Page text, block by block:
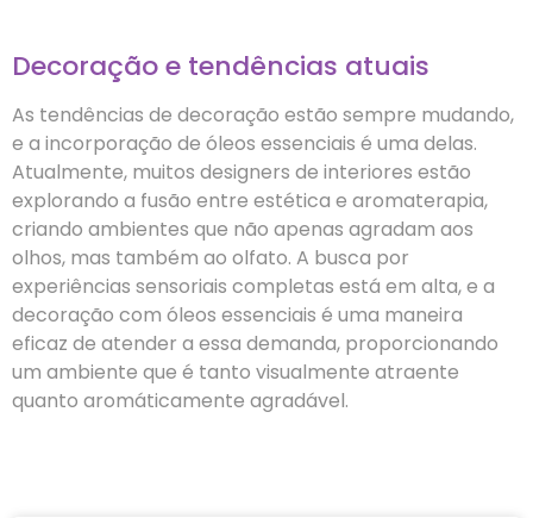
Decoração e tendências atuais
As tendências de decoração estão sempre mudando,
e a incorporação de óleos essenciais é uma delas.
Atualmente, muitos designers de interiores estão
explorando a fusão entre estética e aromaterapia,
criando ambientes que não apenas agradam aos
olhos, mas também ao olfato. A busca por
experiências sensoriais completas está em alta, e a
decoração com óleos essenciais é uma maneira
eficaz de atender a essa demanda, proporcionando
um ambiente que é tanto visualmente atraente
quanto aromáticamente agradável.